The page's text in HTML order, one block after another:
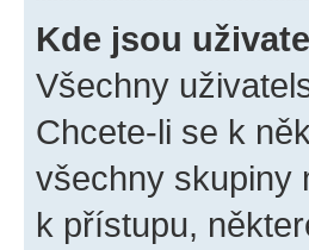
Kde jsou
Všechny
Chcete-li se k
všechny skupiny
k přístupu,